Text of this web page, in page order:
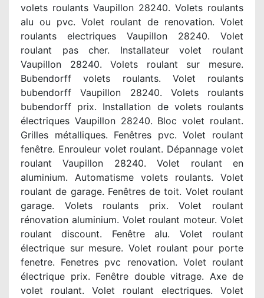
volets roulants Vaupillon 28240. Volets roulants
alu ou pvc. Volet roulant de renovation. Volet
roulants electriques Vaupillon 28240. Volet
roulant pas cher. Installateur volet roulant
Vaupillon 28240. Volets roulant sur mesure.
Bubendorff volets roulants. Volet roulants
bubendorff Vaupillon 28240. Volets roulants
bubendorff prix. Installation de volets roulants
électriques Vaupillon 28240. Bloc volet roulant.
Grilles métalliques. Fenêtres pvc. Volet roulant
fenêtre. Enrouleur volet roulant. Dépannage volet
roulant Vaupillon 28240. Volet roulant en
aluminium. Automatisme volets roulants. Volet
roulant de garage. Fenêtres de toit. Volet roulant
garage. Volets roulants prix. Volet roulant
rénovation aluminium. Volet roulant moteur. Volet
roulant discount. Fenêtre alu. Volet roulant
électrique sur mesure. Volet roulant pour porte
fenetre. Fenetres pvc renovation. Volet roulant
électrique prix. Fenêtre double vitrage. Axe de
volet roulant. Volet roulant electriques. Volet